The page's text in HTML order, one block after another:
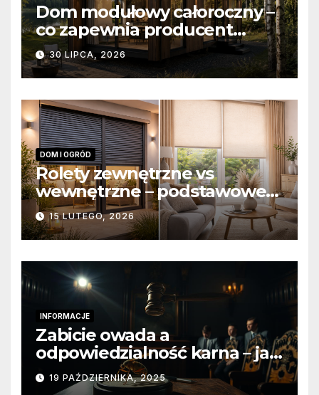
Dom modułowy całoroczny –
co zapewnia producent
domów modułowych?
30 LIPCA, 2026
DOM I OGRÓD
Rolety zewnętrzne vs
wewnętrzne – podstawowe
różnice konstrukcyjne i
funkcjonalne
15 LUTEGO, 2026
INFORMACJE
Zabicie owada a
odpowiedzialność karna – jak
wygląda to w praktyce?
19 PAŹDZIERNIKA, 2025